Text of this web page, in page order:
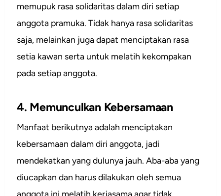
memupuk rasa solidaritas dalam diri setiap
anggota pramuka. Tidak hanya rasa solidaritas
saja, melainkan juga dapat menciptakan rasa
setia kawan serta untuk melatih kekompakan
pada setiap anggota.
4. Memunculkan Kebersamaan
Manfaat berikutnya adalah menciptakan
kebersamaan dalam diri anggota, jadi
mendekatkan yang dulunya jauh. Aba-aba yang
diucapkan dan harus dilakukan oleh semua
anggota ini melatih kerjasama agar tidak